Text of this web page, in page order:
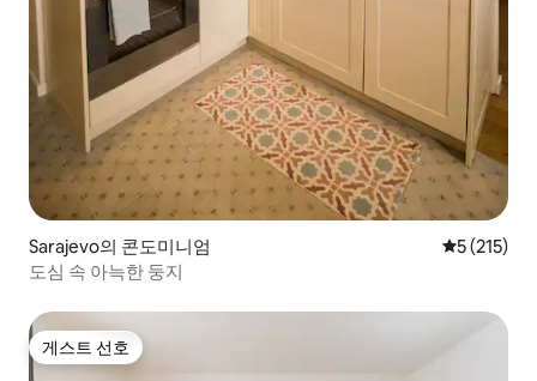
Sarajevo의 콘도미니엄 평점 5점(5
5 (215)
도심 속 아늑한 둥지
게스트 선호
게스트 선호